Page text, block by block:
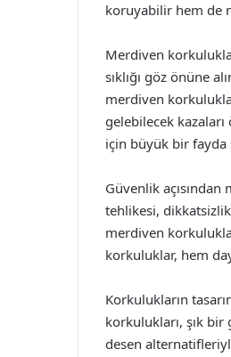
koruyabilir hem de
Merdiven
sıklığı göz önüne
merdiven
gelebilecek
için büyük bir fayda
Güvenlik
tehlikesi,
merdiven
korkuluklar, hem
Korkulukların
korkulukları, şık
desen